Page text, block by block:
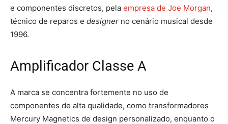
e componentes discretos, pela empresa de Joe Morgan,
técnico de reparos e designer no cenário musical desde
1996.
Amplificador Classe A
A marca se concentra fortemente no uso de
componentes de alta qualidade, como transformadores
Mercury Magnetics de design personalizado, enquanto o